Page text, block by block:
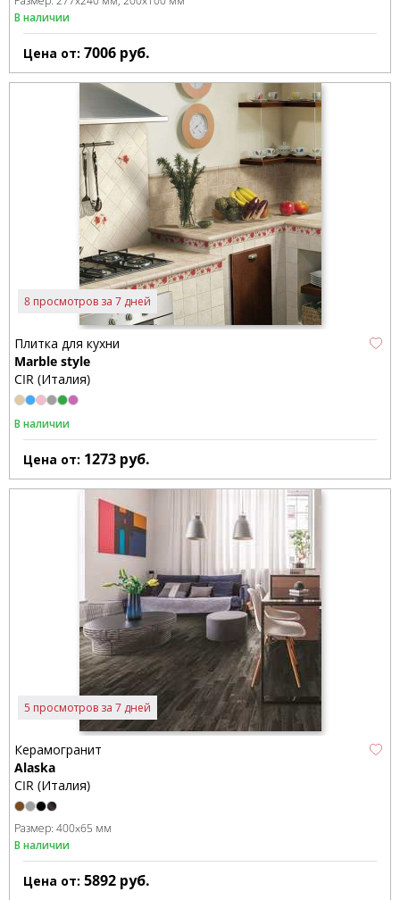
В наличии
Цена от: 7006 руб.
8 просмотров за 7 дней
Плитка для кухни
Marble style
CIR (Италия)
В наличии
Цена от: 1273 руб.
5 просмотров за 7 дней
Керамогранит
Alaska
CIR (Италия)
Размер: 400x65 мм
В наличии
Цена от: 5892 руб.